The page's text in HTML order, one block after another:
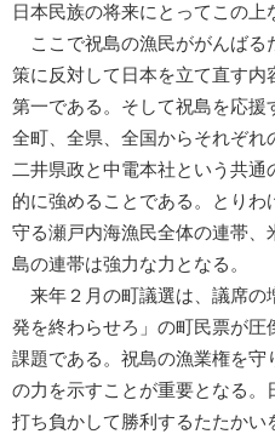
日本民族の将来にとってこの上
ここで祝島の漁民ががんばる
策に反対して日本を立て直す
第一である。そして祝島を応
全町、全県、全国からそれぞれ
二井県政と中電本社という共通
的に強めることである。とり
守る瀬戸内海漁民全体の連帯
島の連帯は強力な力となる。
来年２月の町議選は、議席の
発を終わらせろ」の町民票が圧
課題である。祝島の漁業権を守
の力を示すことが重要となる。
打ち負かして勝利するたたかい